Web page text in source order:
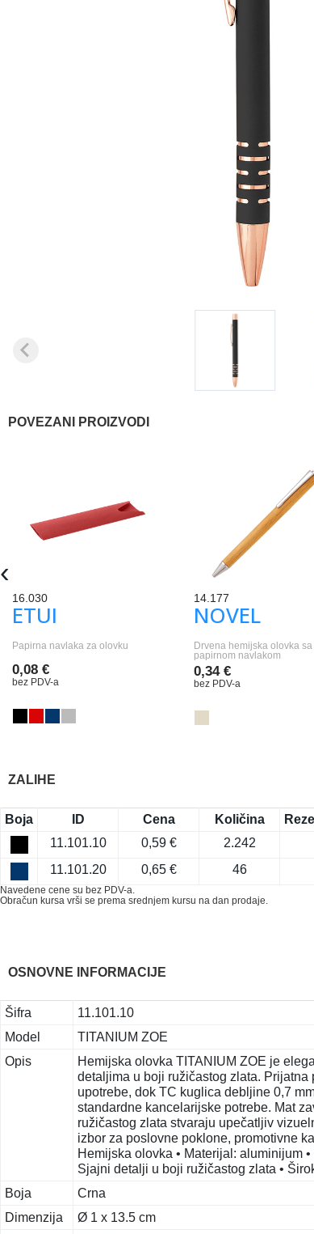
POVEZANI PROIZVODI
16.030
ETUI
Papirna navlaka za olovku
0,08 €
bez PDV-a
14.177
NOVEL
Drvena hemijska olovka sa
papirnom navlakom
0,34 €
bez PDV-a
‹
ZALIHE
Boja ID Cena Količina
11.101.10
0,59 €
2.242
11.101.20
0,65 € 46
Navedene cene su bez PDV-a.
Obračun kursa vrši se prema srednjem kursu na dan prodaje.
OSNOVNE INFORMACIJE
Šifra
11.101.10
Model
TITANIUM ZOE
Opis
Hemijska olovka TITANIUM ZOE je
detaljima u boji ružičastog zlata.
upotrebe, dok TC kuglica debljine 0,7
standardne kancelarijske potrebe. Mat
ružičastog zlata stvaraju upečatljiv
izbor za poslovne poklone, promotivne
Hemijska olovka • Materijal: aluminijum
Sjajni detalji u boji ružičastog zlata •
Boja
Crna
Dimenzija
Ø 1 x 13.5 cm